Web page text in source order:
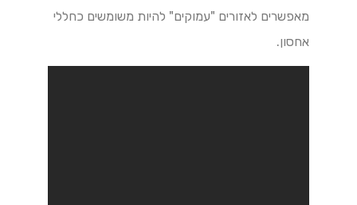
מאפשרים לאזורים "עמוקים" להיות משומשים כחללי
אחסון.